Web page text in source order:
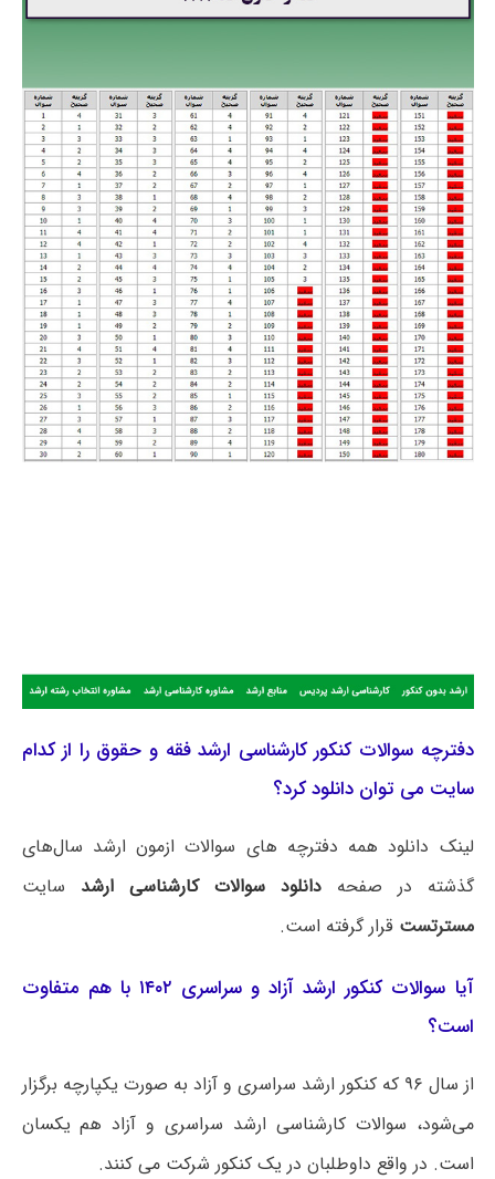
دفترچه سوالات کنکور کارشناسی ارشد فقه و حقوق را از کدام
سایت می توان دانلود کرد؟
لینک دانلود همه دفترچه های سوالات ازمون ارشد سال‌های
گذشته در صفحه
دانلود سوالات کارشناسی ارشد
سایت
مسترتست قرار گرفته است.
آیا سوالات کنکور ارشد آزاد و سراسری ۱۴۰۲ با هم متفاوت
است؟
از سال ۹۶ که کنکور ارشد سراسری و آزاد به صورت یکپارچه برگزار
می‌شود، سوالات کارشناسی ارشد سراسری و آزاد هم یکسان
است. در واقع داوطلبان در یک کنکور شرکت می کنند.